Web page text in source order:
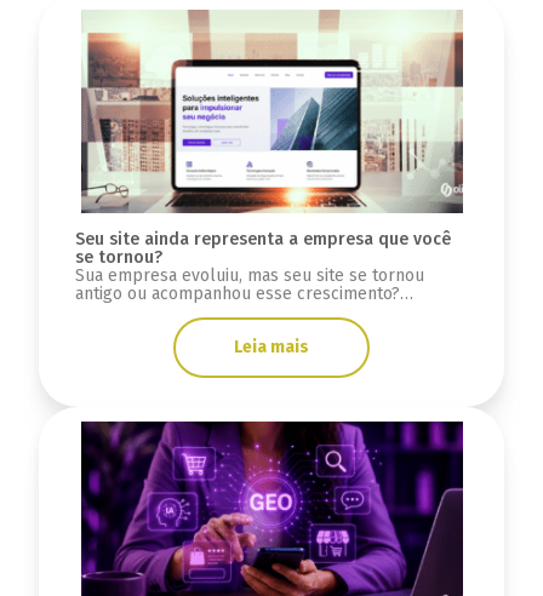
Seu site ainda representa a empresa que você
se tornou?
Sua empresa evoluiu, mas seu site se tornou
antigo ou acompanhou esse crescimento?
Leia mais